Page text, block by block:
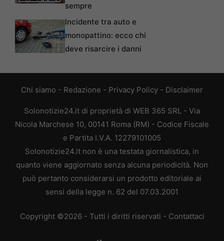
sempre
Incidente tra auto e
monopattino: ecco chi
deve risarcire i danni
Chi siamo - Redazione - Privacy Policy - Disclaimer
Solonotizie24.it di proprietà di WEB 365 SRL - Via
Nicola Marchese 10, 00141 Roma (RM) - Codice Fiscale
e Partita I.V.A. 12279101005
Solonotizie24.it non è una testata giornalistica, in
quanto viene aggiornato senza alcuna periodicità. Non
può pertanto considerarsi un prodotto editoriale ai
sensi della legge n. 62 del 07.03.2001
Copyright ©2026 - Tutti i diritti riservati - Contattaci